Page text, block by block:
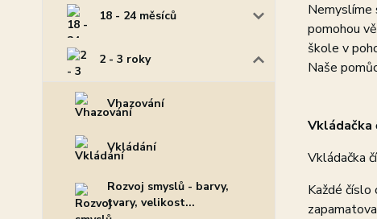
18 - 24 měsíců
2 - 3 roky
Vhazování
Vkládání
Rozvoj smyslů - barvy,
tvary, velikost...
Nemyslíme
pomohou
škole v
Naše
Vkládačka
Vkládačka
Každé